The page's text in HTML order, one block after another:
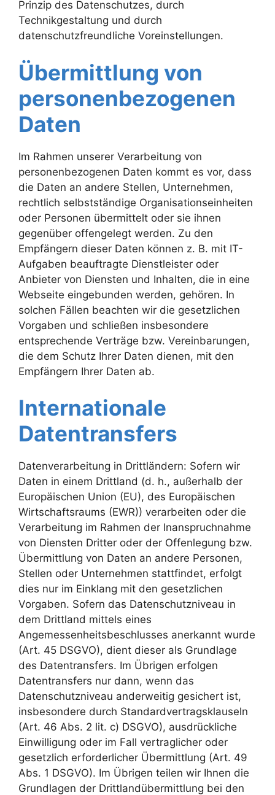
Prinzip des Datenschutzes, durch
Technikgestaltung und durch
datenschutzfreundliche Voreinstellungen.
Übermittlung von
personenbezogenen
Daten
Im Rahmen unserer Verarbeitung von
personenbezogenen Daten kommt es vor, dass
die Daten an andere Stellen, Unternehmen,
rechtlich selbstständige Organisationseinheiten
oder Personen übermittelt oder sie ihnen
gegenüber offengelegt werden. Zu den
Empfängern dieser Daten können z. B. mit IT-
Aufgaben beauftragte Dienstleister oder
Anbieter von Diensten und Inhalten, die in eine
Webseite eingebunden werden, gehören. In
solchen Fällen beachten wir die gesetzlichen
Vorgaben und schließen insbesondere
entsprechende Verträge bzw. Vereinbarungen,
die dem Schutz Ihrer Daten dienen, mit den
Empfängern Ihrer Daten ab.
Internationale
Datentransfers
Datenverarbeitung in Drittländern: Sofern wir
Daten in einem Drittland (d. h., außerhalb der
Europäischen Union (EU), des Europäischen
Wirtschaftsraums (EWR)) verarbeiten oder die
Verarbeitung im Rahmen der Inanspruchnahme
von Diensten Dritter oder der Offenlegung bzw.
Übermittlung von Daten an andere Personen,
Stellen oder Unternehmen stattfindet, erfolgt
dies nur im Einklang mit den gesetzlichen
Vorgaben. Sofern das Datenschutzniveau in
dem Drittland mittels eines
Angemessenheitsbeschlusses anerkannt wurde
(Art. 45 DSGVO), dient dieser als Grundlage
des Datentransfers. Im Übrigen erfolgen
Datentransfers nur dann, wenn das
Datenschutzniveau anderweitig gesichert ist,
insbesondere durch Standardvertragsklauseln
(Art. 46 Abs. 2 lit. c) DSGVO), ausdrückliche
Einwilligung oder im Fall vertraglicher oder
gesetzlich erforderlicher Übermittlung (Art. 49
Abs. 1 DSGVO). Im Übrigen teilen wir Ihnen die
Grundlagen der Drittlandübermittlung bei den